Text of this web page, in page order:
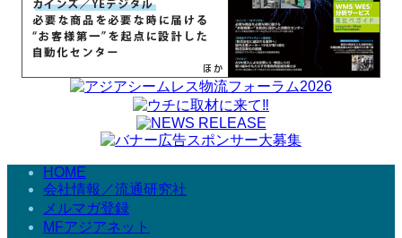
HOME
会社情報／流通研究社
メルマガ登録
MFアジアネット